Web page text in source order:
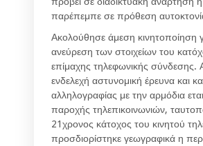
παρέπεμπε σε πρόθεση
Ακολούθησε άμεση κινητοποίηση
ανεύρεση των στοιχείων του
επίμαχης τηλεφωνικής σύνδεσης.
ενδελεχή αστυνομική έρευνα και
αλληλογραφίας με την αρμόδια
παροχής τηλεπικοινωνιών,
21χρονος κάτοχος του κινητού
προσδιορίστηκε γεωγραφικά η